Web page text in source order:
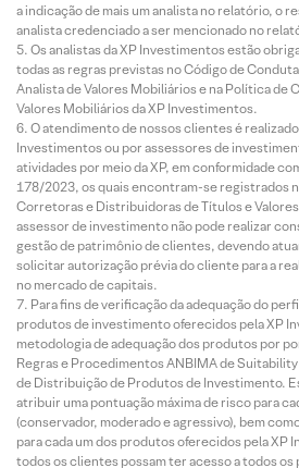
a indicação de mais um analista no relatório, o
analista credenciado a ser mencionado no
Os analistas da XP Investimentos estão
todas as regras previstas no Código de
Analista de Valores Mobiliários e na Política de
Valores Mobiliários da XP Investimentos.
O atendimento de nossos clientes é
Investimentos ou por assessores de
atividades por meio da XP, em conformidade
178/2023, os quais encontram-se registrados
Corretoras e Distribuidoras de Títulos e
assessor de investimento não pode realizar
gestão de patrimônio de clientes, devendo
solicitar autorização prévia do cliente para a
no mercado de capitais.
Para fins de verificação da adequação do
produtos de investimento oferecidos pela XP
metodologia de adequação dos produtos por
Regras e Procedimentos ANBIMA de Suitability
de Distribuição de Produtos de Investimento.
atribuir uma pontuação máxima de risco para
(conservador, moderado e agressivo), bem
para cada um dos produtos oferecidos pela XP
todos os clientes possam ter acesso a todos